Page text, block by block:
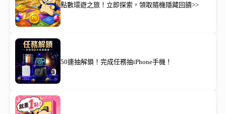
點數環遊之旅！立即探索，領取隨機隱藏回饋>>
50連抽解鎖！完成任務抽iPhone手機！